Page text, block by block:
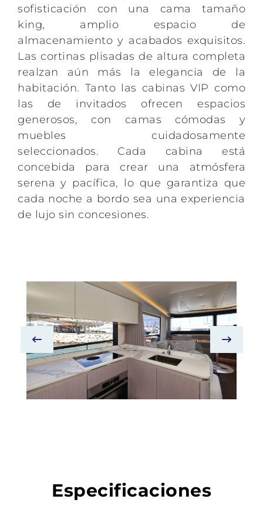
sofisticación con una cama tamaño
king, amplio espacio de
almacenamiento y acabados exquisitos.
Las cortinas plisadas de altura completa
realzan aún más la elegancia de la
habitación. Tanto las cabinas VIP como
las de invitados ofrecen espacios
generosos, con camas cómodas y
muebles cuidadosamente
seleccionados. Cada cabina está
concebida para crear una atmósfera
serena y pacífica, lo que garantiza que
cada noche a bordo sea una experiencia
de lujo sin concesiones.
Especificaciones